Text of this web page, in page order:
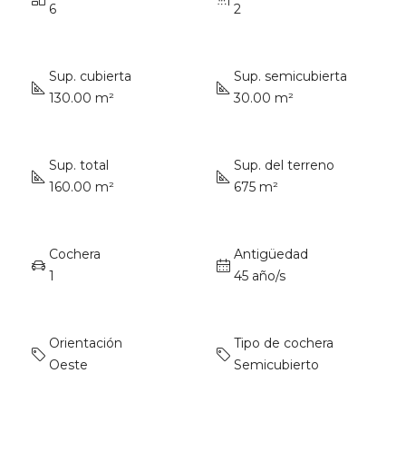
6
2
Sup. cubierta
130.00 m²
Sup. semicubierta
30.00 m²
Sup. total
160.00 m²
Sup. del terreno
675 m²
Cochera
1
Antigüedad
45 año/s
Orientación
Oeste
Tipo de cochera
Semicubierto